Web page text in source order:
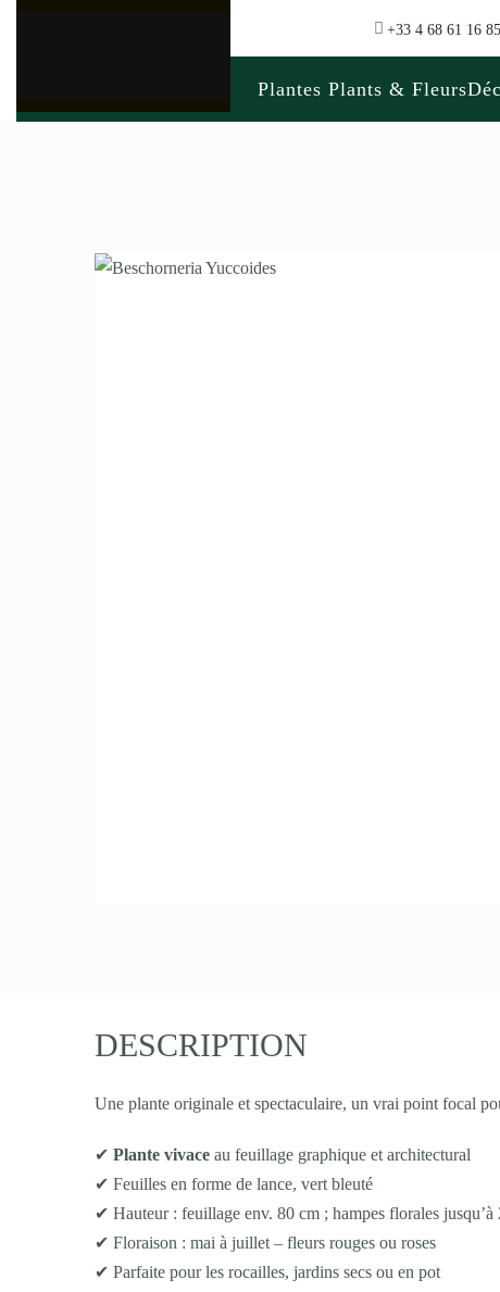
+33 4 68 61 16 85
Plantes Plants & Fleurs
DESCRIPTION
Une plante originale et spectaculaire, un vrai point focal
✔ Plante vivace au feuillage graphique et architectural
✔ Feuilles en forme de lance, vert bleuté
✔ Hauteur : feuillage env. 80 cm ; hampes florales jusqu’à
✔ Floraison : mai à juillet – fleurs rouges ou roses
✔ Parfaite pour les rocailles, jardins secs ou en pot